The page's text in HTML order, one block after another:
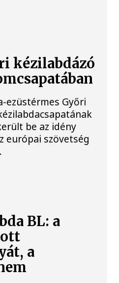
kézilabdázó
ezüstérmes Győri
be az idény
európai szövetség
BL: a
a